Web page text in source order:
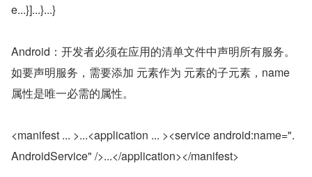
e...}]...}...}
Android：开发者必须在应用的清单文件中声明所有服务。
如要声明服务，需要添加 元素作为 元素的子元素，name
属性是唯一必需的属性。
<manifest ... >...<application ... ><service android:name=".
AndroidService" />...</application></manifest>